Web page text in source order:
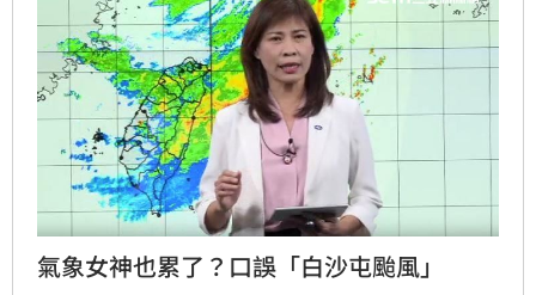
氣象女神也累了？口誤「白沙屯颱風」